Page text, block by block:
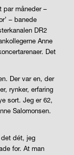
par måneder –
– banede
DR2
Anne
Det
Der var en, der
rynker, erfaring
sort. Jeg er 62,
Salomonsen.
dét, jeg
for. At man